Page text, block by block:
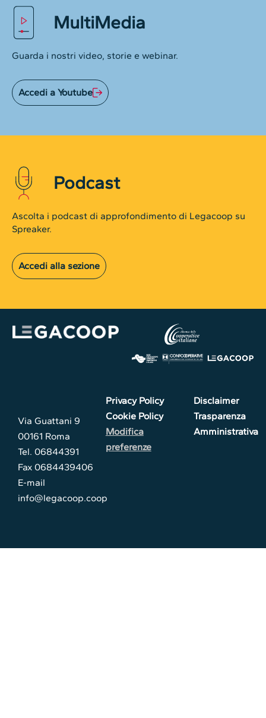
MultiMedia
Guarda i nostri video, storie e webinar.
Accedi a Youtube
Podcast
Ascolta i podcast di approfondimento di Legacoop su
Spreaker.
Accedi alla sezione
Via Guattani 9
00161 Roma
Tel. 06844391
Fax 0684439406
E-mail
info@legacoop.coop
Privacy Policy
Cookie Policy
Modifica
preferenze
Disclaimer
Trasparenza
Amministrativa